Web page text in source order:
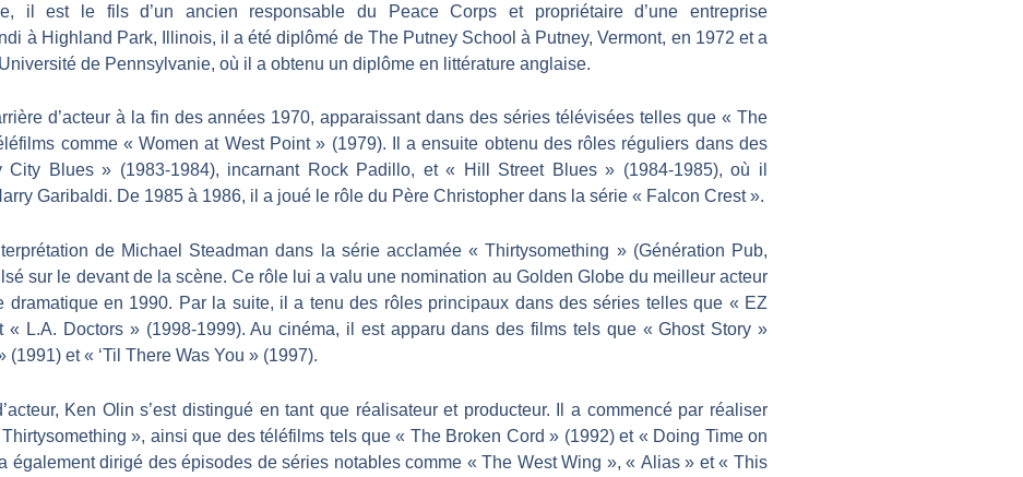
il est le fils d’un ancien responsable du Peace Corps et propriétaire d’une entreprise
à Highland Park, Illinois, il a été diplômé de The Putney School à Putney, Vermont, en 1972 et a
de Pennsylvanie, où il a obtenu un diplôme en littérature anglaise.
d’acteur à la fin des années 1970, apparaissant dans des séries télévisées telles que « The
comme « Women at West Point » (1979). Il a ensuite obtenu des rôles réguliers dans des
Blues » (1983-1984), incarnant Rock Padillo, et « Hill Street Blues » (1984-1985), où il
Garibaldi. De 1985 à 1986, il a joué le rôle du Père Christopher dans la série « Falcon Crest ».
de Michael Steadman dans la série acclamée « Thirtysomething » (Génération Pub,
sur le devant de la scène. Ce rôle lui a valu une nomination au Golden Globe du meilleur acteur
dramatique en 1990. Par la suite, il a tenu des rôles principaux dans des séries telles que « EZ
« L.A. Doctors » (1998-1999). Au cinéma, il est apparu dans des films tels que « Ghost Story »
(1991) et « ‘Til There Was You » (1997).
Ken Olin s’est distingué en tant que réalisateur et producteur. Il a commencé par réaliser
», ainsi que des téléfilms tels que « The Broken Cord » (1992) et « Doing Time on
également dirigé des épisodes de séries notables comme « The West Wing », « Alias » et « This